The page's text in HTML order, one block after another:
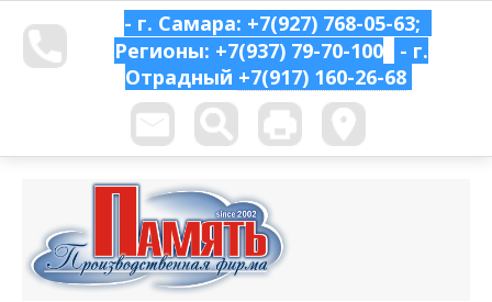
- г. Самара: +7(927) 768-05-63;
Регионы: +7(937) 79-70-100
- г.
Отрадный +7(917) 160-26-68